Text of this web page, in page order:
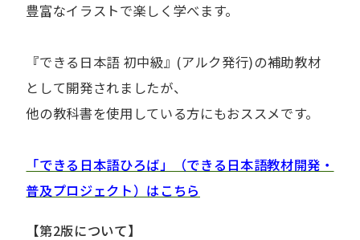
豊富なイラストで楽しく学べます。
『できる日本語 初中級』(アルク発行)の補助教材
として開発されましたが、
他の教科書を使用している方にもおススメです。
「できる日本語ひろば」（できる日本語教材開発・
普及プロジェクト）はこちら
【第2版について】